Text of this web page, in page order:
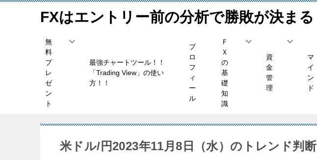
FXはエントリー前の分析で勝敗が決まる
無
料
プ
レ
ゼ
ン
ト
最強チャートツール！！
「Trading View」の使い
方！！
プ
ロ
フ
ィ
ー
ル
Ｆ
Ｘ
の
基
礎
知
識
資
金
管
理
マ
イ
ン
ド
米ドル/円2023年11月8日（水）のトレンド判断